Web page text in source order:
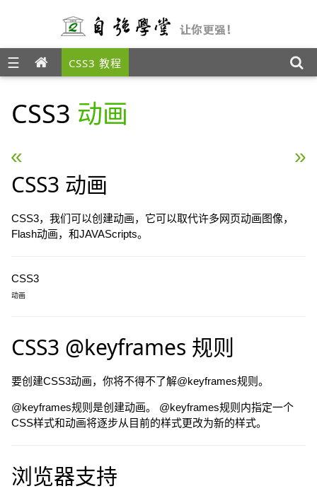
☰ CSS3 教程
CSS3 动画
« CSS3 过渡 CSS3 多列 »
CSS3 动画
CSS3，我们可以创建动画，它可以取代许多网页动画图像，
Flash动画，和JAVAScripts。
CSS3
动画
CSS3 @keyframes 规则
要创建CSS3动画，你将不得不了解@keyframes规则。
@keyframes规则是创建动画。 @keyframes规则内指定一个
CSS样式和动画将逐步从目前的样式更改为新的样式。
浏览器支持